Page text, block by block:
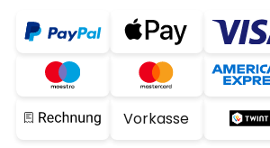
Vorkasse